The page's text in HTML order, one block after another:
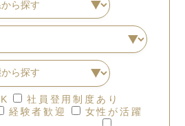
社員登用制度あり
経験者歓迎 女性が活躍